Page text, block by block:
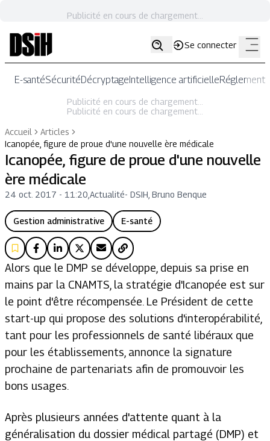
Publicité en cours de chargement...
Se connecter
E-santéSécuritéDécryptageIntelligence artificielle
Publicité en cours de chargement...
Publicité en cours de chargement...
Accueil
Articles
Icanopée, figure de proue d'une nouvelle ère médicale
Icanopée, figure de proue d'une nouvelle
ère médicale
24 oct. 2017 - 11:20 Actualité- DSIH, Bruno Benque
Gestion administrative E-santé
Alors que le DMP se développe, depuis sa prise en
mains par la CNAMTS, la stratégie d'Icanopée est sur
le point d'être récompensée. Le Président de cette
start-up qui propose des solutions d'interopérabilité,
tant pour les professionnels de santé libéraux que
pour les établissements, annonce la signature
prochaine de partenariats afin de promouvoir les
bons usages.
Après plusieurs années d'attente quant à la
généralisation du dossier médical partagé (DMP) et